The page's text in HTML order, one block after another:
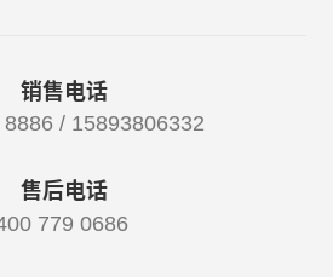
销售电话
/ 15893806332
售后电话
779 0686